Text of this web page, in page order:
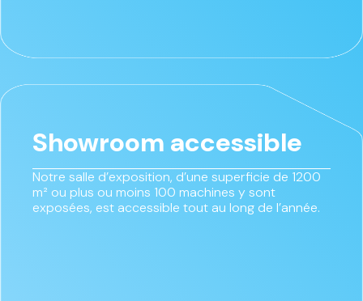
Showroom accessible
Notre salle d’exposition, d’une superficie de 1200
m² ou plus ou moins 100 machines y sont
exposées, est accessible tout au long de l’année.